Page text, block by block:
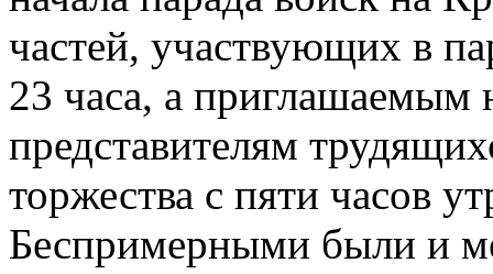
частей, участвующих в
23 часа, а
представителям
торжества с пяти часов
Беспримерными были и